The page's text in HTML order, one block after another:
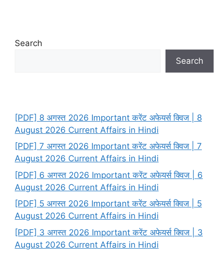
Search
Search
[PDF] 8 अगस्त 2026 Important करेंट अफेयर्स क्विज | 8
August 2026 Current Affairs in Hindi
[PDF] 7 अगस्त 2026 Important करेंट अफेयर्स क्विज | 7
August 2026 Current Affairs in Hindi
[PDF] 6 अगस्त 2026 Important करेंट अफेयर्स क्विज | 6
August 2026 Current Affairs in Hindi
[PDF] 5 अगस्त 2026 Important करेंट अफेयर्स क्विज | 5
August 2026 Current Affairs in Hindi
[PDF] 3 अगस्त 2026 Important करेंट अफेयर्स क्विज | 3
August 2026 Current Affairs in Hindi